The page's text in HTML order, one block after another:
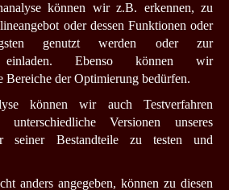
können wir z.B. erkennen, zu
oder dessen Funktionen oder
genutzt werden oder zur
einladen. Ebenso können wir
Bereiche der Optimierung bedürfen.
können wir auch Testverfahren
Versionen unseres
seiner Bestandteile zu testen und
anders angegeben, können zu diesen